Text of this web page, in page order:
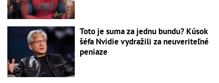
Toto je suma za jednu bundu? Kúsok
šéfa Nvidie vydražili za neuveriteľné
peniaze